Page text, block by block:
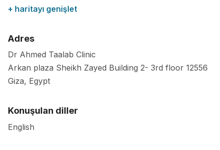
+ haritayı genişlet
Adres
Dr Ahmed Taalab Clinic
Arkan plaza Sheikh Zayed Building 2- 3rd floor 12556
Giza, Egypt
Konuşulan diller
English